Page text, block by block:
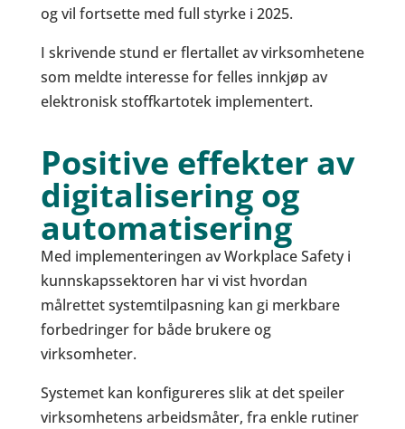
og vil fortsette med full styrke i 2025.
I skrivende stund er flertallet av virksomhetene
som meldte interesse for felles innkjøp av
elektronisk stoffkartotek implementert.
Positive effekter av
digitalisering og
automatisering
Med implementeringen av Workplace Safety i
kunnskapssektoren har vi vist hvordan
målrettet systemtilpasning kan gi merkbare
forbedringer for både brukere og
virksomheter.
Systemet kan konfigureres slik at det speiler
virksomhetens arbeidsmåter, fra enkle rutiner